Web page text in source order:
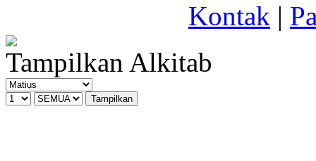
Kontak |
Tampilkan Alkitab